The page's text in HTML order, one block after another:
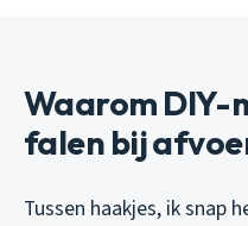
Waarom DIY-
falen bij
Tussen haakjes, ik snap